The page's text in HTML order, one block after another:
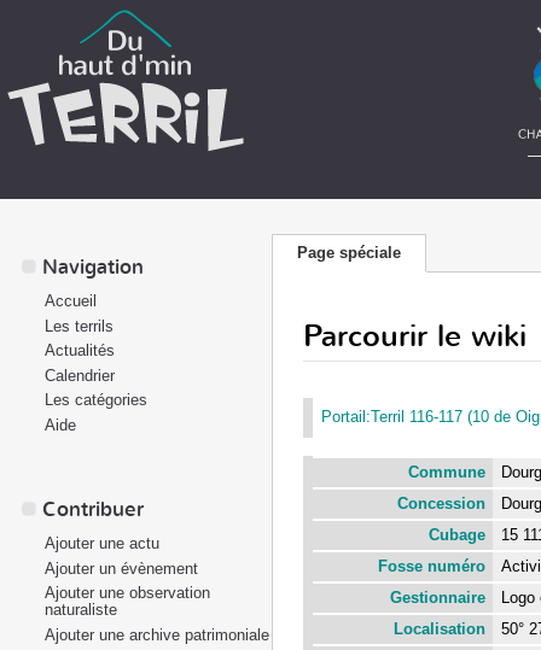
Page spéciale
Parcourir le wiki
Portail:Terril 116-117 (10 de
Commune
Concession
Cubage
15
Fosse numéro
Gestionnaire
Localisation
50°
Navigation
Accueil
Les terrils
Actualités
Calendrier
Les catégories
Aide
Contribuer
Ajouter une actu
Ajouter un évènement
Ajouter une observation
naturaliste
Ajouter une archive patrimoniale